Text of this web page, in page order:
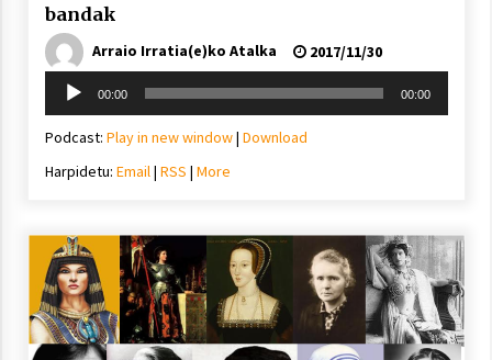
bandak
Arraio Irratia(e)ko Atalka
2017/11/30
Soinu
erreproduzigailua
00:00 00:00
Podcast: Play in new window| Download
Harpidetu: Email| RSS | More